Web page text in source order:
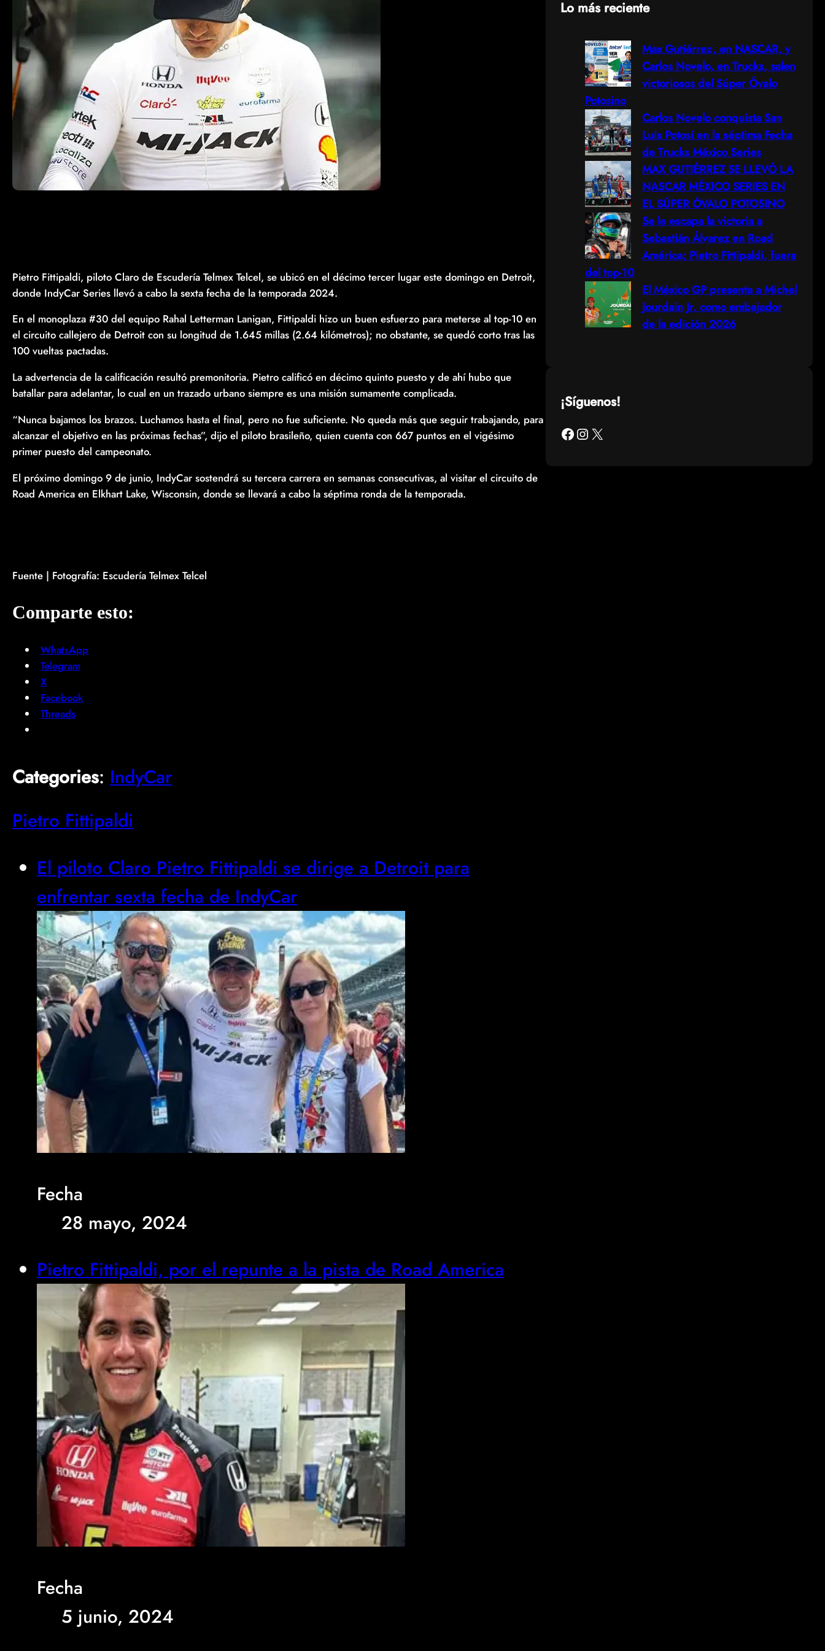
Pietro Fittipaldi, piloto Claro de Escudería Telmex Telcel, se ubicó en el décimo tercer lugar este domingo en Detroit,
donde IndyCar Series llevó a cabo la sexta fecha de la temporada 2024.
En el monoplaza #30 del equipo Rahal Letterman Lanigan, Fittipaldi hizo un buen esfuerzo para meterse al top-10 en
el circuito callejero de Detroit con su longitud de 1.645 millas (2.64 kilómetros); no obstante, se quedó corto tras las
100 vueltas pactadas.
La advertencia de la calificación resultó premonitoria. Pietro calificó en décimo quinto puesto y de ahí hubo que
batallar para adelantar, lo cual en un trazado urbano siempre es una misión sumamente complicada.
“Nunca bajamos los brazos. Luchamos hasta el final, pero no fue suficiente. No queda más que seguir trabajando, para
alcanzar el objetivo en las próximas fechas”, dijo el piloto brasileño, quien cuenta con 667 puntos en el vigésimo
primer puesto del campeonato.
El próximo domingo 9 de junio, IndyCar sostendrá su tercera carrera en semanas consecutivas, al visitar el circuito de
Road America en Elkhart Lake, Wisconsin, donde se llevará a cabo la séptima ronda de la temporada.
Fuente | Fotografía: Escudería Telmex Telcel
Comparte esto:
WhatsApp
Telegram
X
Facebook
Threads
Categories: IndyCar
Pietro Fittipaldi
El piloto Claro Pietro Fittipaldi se dirige a Detroit para
enfrentar sexta fecha de IndyCar
Fecha
28 mayo, 2024
Pietro Fittipaldi, por el repunte a la pista de Road America
Fecha
5 junio, 2024
Lo más reciente
Max Gutiérrez, en NASCAR, y
Carlos Novelo, en Trucks, salen
victoriosos del Súper Óvalo
Potosino
Carlos Novelo conquista San
Luis Potosí en la séptima Fecha
de Trucks México Series
MAX GUTIÉRREZ SE LLEVÓ LA
NASCAR MÉXICO SERIES EN
EL SÚPER ÓVALO POTOSINO
Se le escapa la victoria a
Sebastián Álvarez en Road
América; Pietro Fittipaldi, fuera
del top-10
El México GP presenta a Michel
Jourdain Jr. como embajador
de la edición 2026
¡Síguenos!
Facebook Instagram X